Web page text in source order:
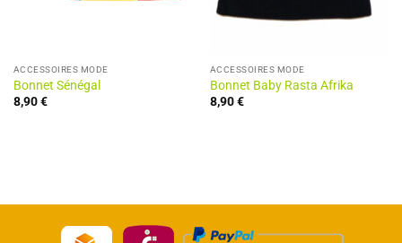
ACCESSOIRES MODE
Bonnet Sénégal
8,90€
ACCESSOIRES MODE
Bonnet Baby Rasta Afrika
8,90€